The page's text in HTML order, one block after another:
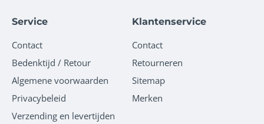
Service
Contact
Bedenktijd / Retour
Algemene voorwaarden
Privacybeleid
Verzending en levertijden
Klantenservice
Contact
Retourneren
Sitemap
Merken